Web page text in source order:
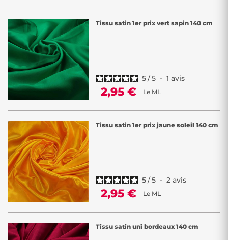
Tissu satin 1er prix vert sapin 140 cm
5/5 - 1 avis
2,95 € Le ML
Tissu satin 1er prix jaune soleil 140 cm
5/5 - 2 avis
2,95 € Le ML
Tissu satin uni bordeaux 140 cm